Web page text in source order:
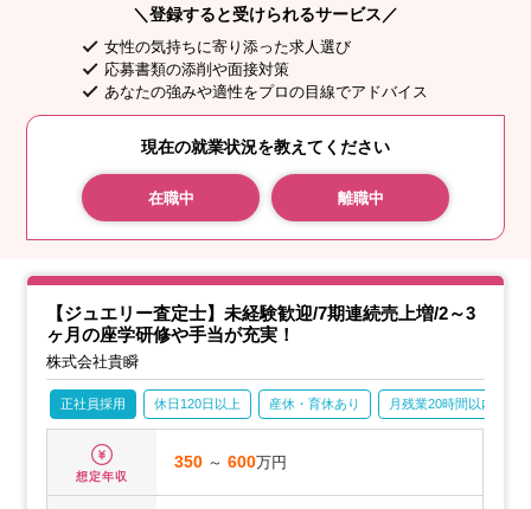
＼登録すると受けられるサービス／
女性の気持ちに寄り添った求人選び
応募書類の添削や面接対策
あなたの強みや適性をプロの目線でアドバイス
現在の就業状況を教えてください
在職中 離職中
【ジュエリー査定士】未経験歓迎/7期連続売上増/2～3
ヶ月の座学研修や手当が充実！
株式会社貴瞬
正社員採用 休日120日以上 産休・育休あり 月残業20時間以内
想定年収
350 ～600万円